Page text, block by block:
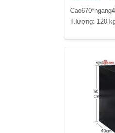
T.lượng: 120